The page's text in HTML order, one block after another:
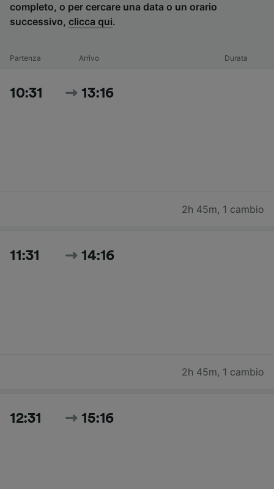
completo, o per cercare una data o un orario
successivo, clicca qui.
Partenza Arrivo Durata
10:31 13:16
2h 45m, 1 cambio
11:31 14:16
2h 45m, 1 cambio
12:31 15:16